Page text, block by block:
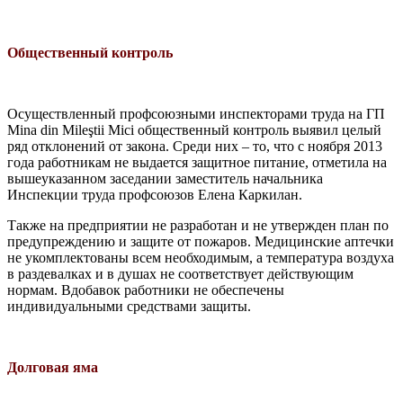
Общественный контроль
Осуществленный профсоюзными инспекторами труда на ГП
Mina din Mileştii Mici общественный контроль выявил целый
ряд отклонений от закона. Среди них – то, что с ноября 2013
года работникам не выда­ется защитное питание, отметила на
выше­указанном заседании заместитель началь­ника
Инспекции труда профсоюзов Елена Каркилан.
Также на предприятии не разработан и не утвержден план по
предупреждению и защите от пожаров. Медицинские аптечки
не укомплектованы всем необходимым, а температура воздуха
в разде­валках и в душах не соответствует действу­ющим
нормам. Вдобавок работники не обеспечены
индивидуальными средствами защиты.
Долговая яма